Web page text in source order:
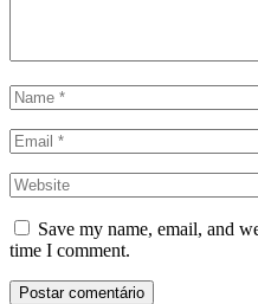
Save my name, email, and
time I comment.